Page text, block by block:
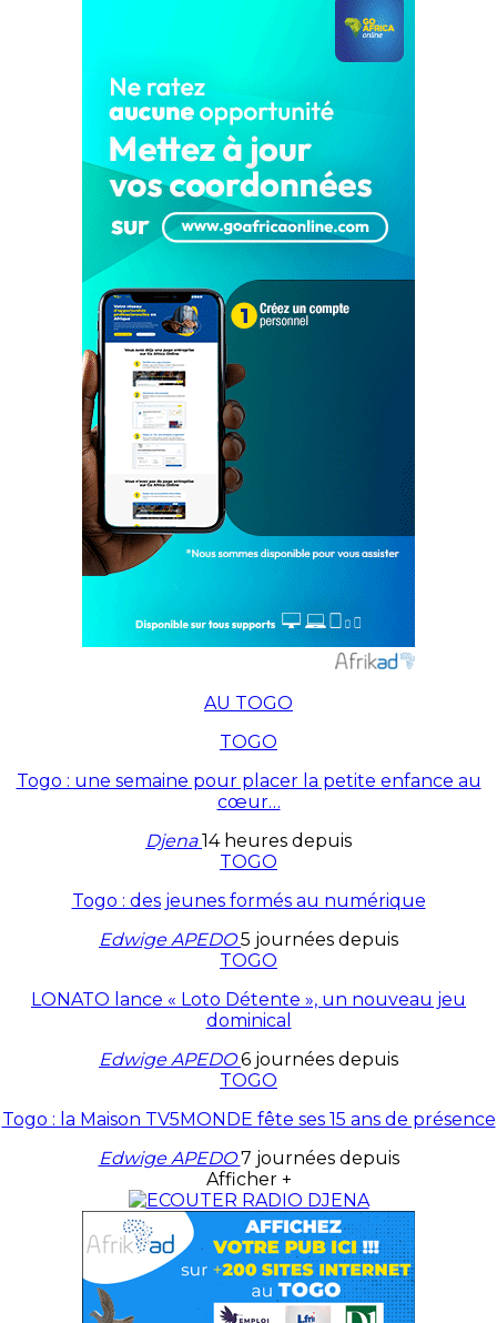
AU TOGO
TOGO
Togo : une semaine pour placer la petite enfance au
cœur…
Djena14 heures depuis
TOGO
Togo : des jeunes formés au numérique
Edwige APEDO5 journées depuis
TOGO
LONATO lance « Loto Détente », un nouveau jeu
dominical
Edwige APEDO6 journées depuis
TOGO
Togo : la Maison TV5MONDE fête ses 15 ans de présence
Edwige APEDO7 journées depuis
Afficher +